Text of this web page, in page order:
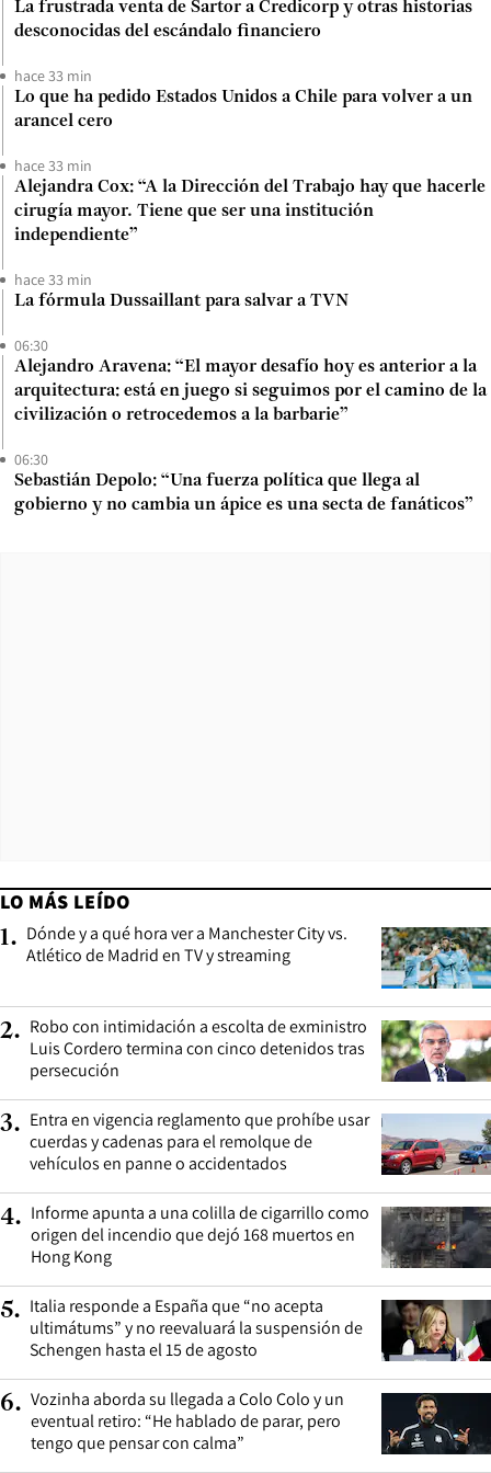
La frustrada venta de Sartor a Credicorp y otras historias
desconocidas del escándalo financiero
hace 33 min
Lo que ha pedido Estados Unidos a Chile para volver a un
arancel cero
hace 33 min
Alejandra Cox: “A la Dirección del Trabajo hay que hacerle
cirugía mayor. Tiene que ser una institución
independiente”
hace 33 min
La fórmula Dussaillant para salvar a TVN
06:30
Alejandro Aravena: “El mayor desafío hoy es anterior a la
arquitectura: está en juego si seguimos por el camino de la
civilización o retrocedemos a la barbarie”
06:30
Sebastián Depolo: “Una fuerza política que llega al
gobierno y no cambia un ápice es una secta de fanáticos”
LO MÁS LEÍDO
1. Dónde y a qué hora ver a Manchester City vs.
Atlético de Madrid en TV y streaming
2. Robo con intimidación a escolta de exministro
Luis Cordero termina con cinco detenidos tras
persecución
3. Entra en vigencia reglamento que prohíbe usar
cuerdas y cadenas para el remolque de
vehículos en panne o accidentados
4. Informe apunta a una colilla de cigarrillo como
origen del incendio que dejó 168 muertos en
Hong Kong
5. Italia responde a España que “no acepta
ultimátums” y no reevaluará la suspensión de
Schengen hasta el 15 de agosto
6. Vozinha aborda su llegada a Colo Colo y un
eventual retiro: “He hablado de parar, pero
tengo que pensar con calma”